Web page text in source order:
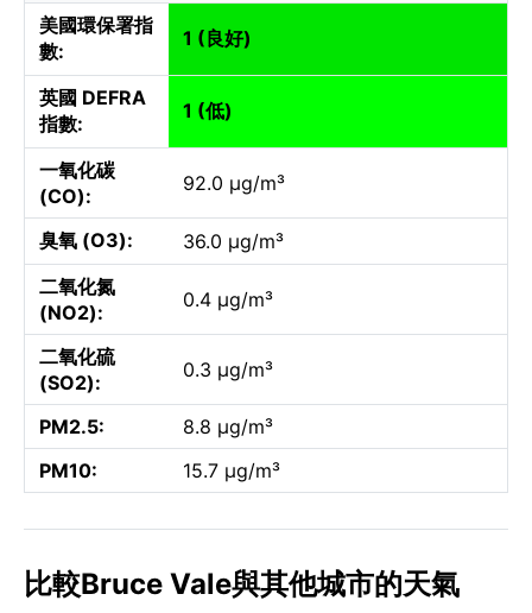
美國環保署指
數:
1 (良好)
英國 DEFRA
指數:
1 (低)
一氧化碳
(CO):
92.0 µg/m³
臭氧 (O3):
36.0 µg/m³
二氧化氮
(NO2):
0.4 µg/m³
二氧化硫
(SO2):
0.3 µg/m³
PM2.5:
8.8 µg/m³
PM10:
15.7 µg/m³
比較Bruce Vale與其他城市的天氣